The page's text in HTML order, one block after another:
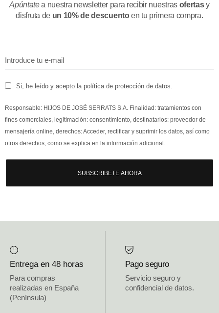
Apúntatea nuestra newsletter para recibir nuestras ofertasy
disfruta de un 10% de descuentoen tu primera compra.
Si, he leído y acepto la política de protección de datos.
Responsable: HIJOS DE JOSÉ SERRATS S.A. Finalidad: tratamientos con
fines comerciales, legitimación: consentimiento, destinatarios: proveedor de
mensajería online, derechos: Acceder, rectificar y suprimir los datos, así como
otros derechos, como se explica en la información adicional.
SUBSCRIBETE AHORA
Entrega en 48 horas
Para compras
realizadas en España
(Península)
Pago seguro
Servicio seguro y
confidencial de datos.